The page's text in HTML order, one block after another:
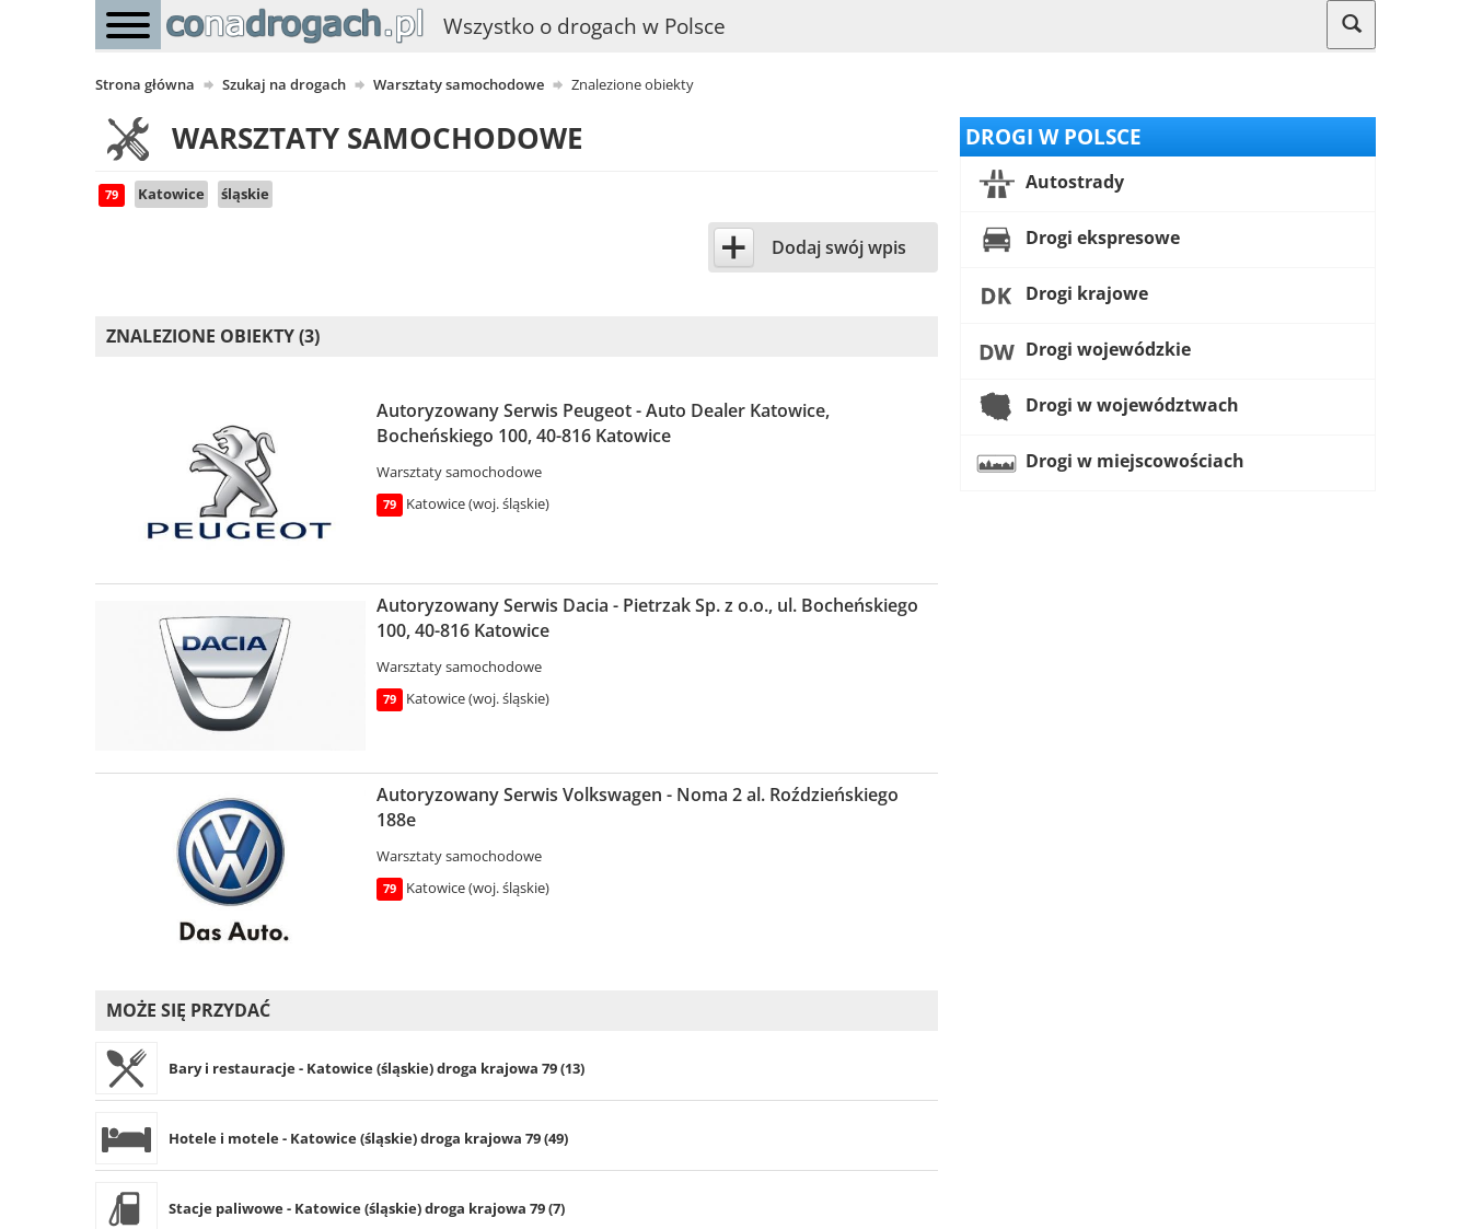
Wszystko o drogach w Polsce
Strona główna Szukaj na drogach Warsztaty samochodowe Znalezione obiekty
WARSZTATY SAMOCHODOWE
79 Katowice śląskie
+ Dodaj swój wpis
ZNALEZIONE OBIEKTY (3)
Autoryzowany Serwis Peugeot - Auto Dealer Katowice,
Bocheńskiego 100, 40-816 Katowice
Warsztaty samochodowe
79 Katowice (woj. śląskie)
Autoryzowany Serwis Dacia - Pietrzak Sp. z o.o., ul. Bocheńskiego
100, 40-816 Katowice
Warsztaty samochodowe
79 Katowice (woj. śląskie)
Autoryzowany Serwis Volkswagen - Noma 2 al. Roździeńskiego
188e
Warsztaty samochodowe
79 Katowice (woj. śląskie)
MOŻE SIĘ PRZYDAĆ
Bary i restauracje - Katowice (śląskie) droga krajowa 79 (13)
Hotele i motele - Katowice (śląskie) droga krajowa 79 (49)
Stacje paliwowe - Katowice (śląskie) droga krajowa 79 (7)
DROGI W POLSCE
Autostrady
Drogi ekspresowe
Drogi krajowe
Drogi wojewódzkie
Drogi w województwach
Drogi w miejscowościach